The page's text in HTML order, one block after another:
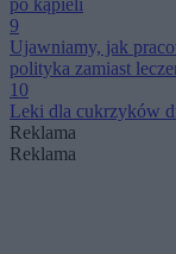
po kąpieli
9
Ujawniamy, jak
polityka zamiast
10
Leki dla cukrzyków
Reklama
Reklama